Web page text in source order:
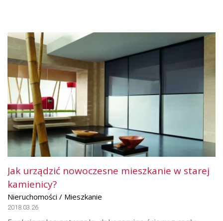
Jak urządzić nowoczesne mieszkanie w starej
kamienicy?
Nieruchomości / Mieszkanie
2018.03.26